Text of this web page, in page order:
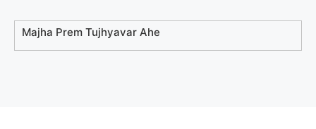
Majha Prem Tujhyavar Ahe